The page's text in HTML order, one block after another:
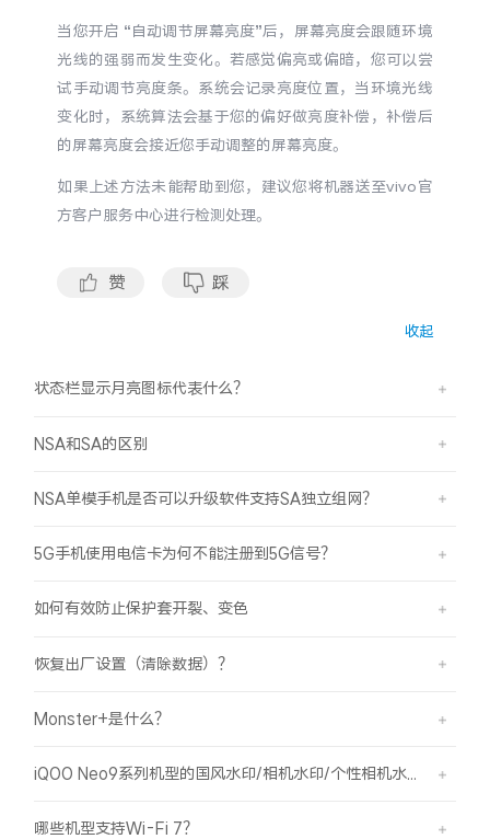
X300 Pro X300
S30 Pro mini S30
Y500 Pro Y500
当您开启 “自动调节屏幕亮度”后，屏幕亮度会跟随环境
光线的强弱而发生变化。若感觉偏亮或偏暗，您可以尝
试手动调节亮度条。系统会记录亮度位置，当环境光线
变化时，系统算法会基于您的偏好做亮度补偿，补偿后
的屏幕亮度会接近您手动调整的屏幕亮度。
如果上述方法未能帮助到您，建议您将机器送至vivo官
方客户服务中心进行检测处理。
赞 踩
收起
状态栏显示月亮图标代表什么？
NSA和SA的区别
NSA单模手机是否可以升级软件支持SA独立组网？
5G手机使用电信卡为何不能注册到5G信号？
如何有效防止保护套开裂、变色
恢复出厂设置（清除数据）？
Monster+是什么？
哪些机型支持Wi-Fi 7？